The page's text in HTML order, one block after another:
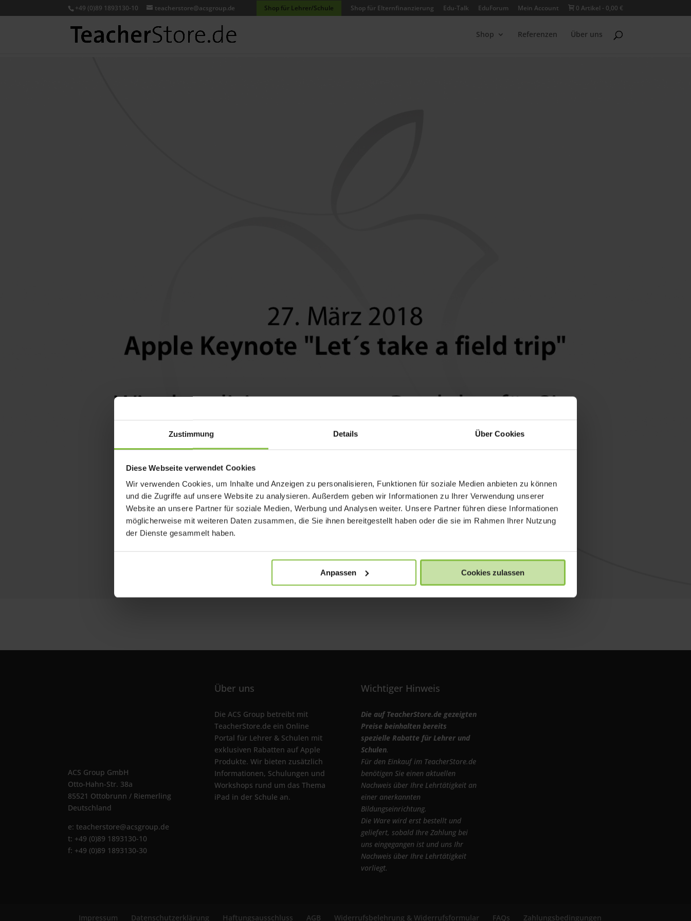
Zustimmung Details Über Cookies
Diese Webseite verwendet Cookies
Wir verwenden Cookies, um Inhalte und Anzeigen zu personalisieren, Funktionen für soziale Medien anbieten zu können
und die Zugriffe auf unsere Website zu analysieren. Außerdem geben wir Informationen zu Ihrer Verwendung unserer
Website an unsere Partner für soziale Medien, Werbung und Analysen weiter. Unsere Partner führen diese Informationen
möglicherweise mit weiteren Daten zusammen, die Sie ihnen bereitgestellt haben oder die sie im Rahmen Ihrer Nutzung
der Dienste gesammelt haben.
Anpassen Cookies zulassen
+49 (0)89 1893130-10 teacherstore@acsgroup.de Shop für Lehrer/Schule Shop für Elternfinanzierung Edu-Talk EduForum Mein Account 0 Artikel 0,00 €
Shop Referenzen Über uns
ACS Group GmbH
Otto-Hahn-Str. 38a
85521 Ottobrunn / Riemerling
Deutschland
e: teacherstore@acsgroup.de
t: +49 (0)89 1893130-10
f: +49 (0)89 1893130-30
Über uns
Die ACS Group betreibt mit
TeacherStore.de ein Online
Portal für Lehrer & Schulen mit
exklusiven Rabatten auf Apple
Produkte. Wir bieten zusätzlich
Informationen, Schulungen und
Workshops rund um das Thema
iPad in der Schule an.
Wichtiger Hinweis
Die auf TeacherStore.de gezeigten
Preise beinhalten bereits
spezielle Rabatte für Lehrer und
Schulen.
Für den Einkauf im TeacherStore.de
benötigen Sie einen aktuellen
Nachweis über Ihre Lehrtätigkeit an
einer anerkannten
Bildungseinrichtung.
Die Ware wird erst bestellt und
geliefert, sobald Ihre Zahlung bei
uns eingegangen ist und uns Ihr
Nachweis über Ihre Lehrtätigkeit
vorliegt.
Impressum Datenschutzerklärung Haftungsausschluss AGB Widerrufsbelehrung & Widerrufsformular FAQs Zahlungsbedingungen